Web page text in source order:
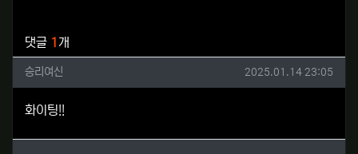
댓글 1개
승리여신님의 댓글
승리여신 작성일
2025.01.14 23:05
화이팅!!